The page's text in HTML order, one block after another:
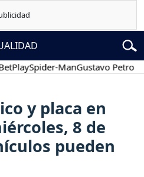
Spider-ManGustavo Petro
y placa en
8 de
pueden